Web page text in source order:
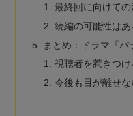
最終回に向けての
続編の可能性はあ
まとめ：ドラマ『パ
視聴者を惹きつけ
今後も目が離せな